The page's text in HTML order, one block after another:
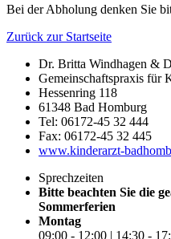
Bei der Abholung denken Sie
Zurück zur Startseite
Dr. Britta Windhagen &
Gemeinschaftspraxis für
Hessenring 118
61348 Bad Homburg
Tel: 06172-45 32 444
Fax: 06172-45 32 445
www.kinderarzt-
Sprechzeiten
Bitte beachten Sie die
Sommerferien
Montag
09:00 - 12:00 | 14:30 -